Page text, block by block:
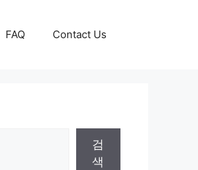
FAQ Contact Us
검
색